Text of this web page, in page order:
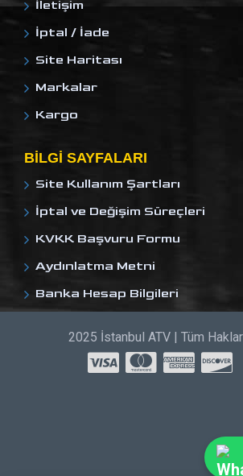
İletişim
İptal / İade
Site Haritası
Markalar
Kargo
BILGI SAYFALARI
Site Kullanım Şartları
İptal ve Değişim Süreçleri
KVKK Başvuru Formu
Aydınlatma Metni
Banka Hesap Bilgileri
2025 İstanbul ATV | Tüm